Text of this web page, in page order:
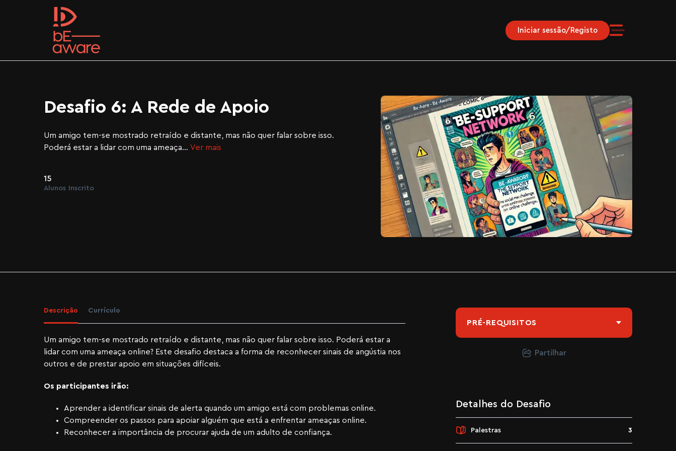
Iniciar sessão/Registo
Desafio 6: A Rede de Apoio
Um amigo tem-se mostrado retraído e distante, mas não quer falar sobre isso.
Poderá estar a lidar com uma ameaça... Ver mais
15
Alunos Inscrito
Descrição Currículo
Um amigo tem-se mostrado retraído e distante, mas não quer falar sobre isso. Poderá estar a
lidar com uma ameaça online? Este desafio destaca a forma de reconhecer sinais de angústia nos
outros e de prestar apoio em situações difíceis.
Os participantes irão:
Aprender a identificar sinais de alerta quando um amigo está com problemas online.
Compreender os passos para apoiar alguém que está a enfrentar ameaças online.
Reconhecer a importância de procurar ajuda de um adulto de confiança.
PRÉ-REQUISITOS
Partilhar
Detalhes do Desafio
Palestras 3